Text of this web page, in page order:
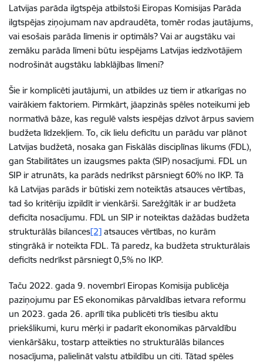
Latvijas parāda ilgtspēja atbilstoši Eiropas Komisijas Parāda
ilgtspējas ziņojumam nav apdraudēta, tomēr rodas jautājums,
vai esošais parāda līmenis ir optimāls? Vai ar augstāku vai
zemāku parāda līmeni būtu iespējams Latvijas iedzīvotājiem
nodrošināt augstāku labklājības līmeni?
Šie ir komplicēti jautājumi, un atbildes uz tiem ir atkarīgas no
vairākiem faktoriem. Pirmkārt, jāapzinās spēles noteikumi jeb
normatīvā bāze, kas regulē valsts iespējas dzīvot ārpus saviem
budžeta līdzekļiem. To, cik lielu deficītu un parādu var plānot
Latvijas budžetā, nosaka gan Fiskālās disciplīnas likums (FDL),
gan Stabilitātes un izaugsmes pakta (SIP) nosacījumi. FDL un
SIP ir atrunāts, ka parāds nedrīkst pārsniegt 60% no IKP. Tā
kā Latvijas parāds ir būtiski zem noteiktās atsauces vērtības,
tad šo kritēriju izpildīt ir vienkārši. Sarežģītāk ir ar budžeta
deficīta nosacījumu. FDL un SIP ir noteiktas dažādas budžeta
strukturālās bilances[2] atsauces vērtības, no kurām
stingrākā ir noteikta FDL. Tā paredz, ka budžeta strukturālais
deficīts nedrīkst pārsniegt 0,5% no IKP.
Taču 2022. gada 9. novembrī Eiropas Komisija publicēja
paziņojumu par ES ekonomikas pārvaldības ietvara reformu
un 2023. gada 26. aprīlī tika publicēti trīs tiesību aktu
priekšlikumi, kuru mērķi ir padarīt ekonomikas pārvaldību
vienkāršāku, tostarp atteikties no strukturālās bilances
nosacījuma, palielināt valstu atbildību un citi. Tātad spēles